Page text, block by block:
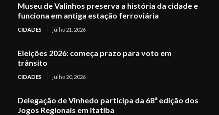
Museu de Valinhos preserva a história da cidade e
funciona em antiga estação ferroviária
CIDADES julho 21, 2026
Eleições 2026: começa prazo para voto em
trânsito
CIDADES julho 20, 2026
Delegação de Vinhedo participa da 68ª edição dos
Jogos Regionais em Itatiba